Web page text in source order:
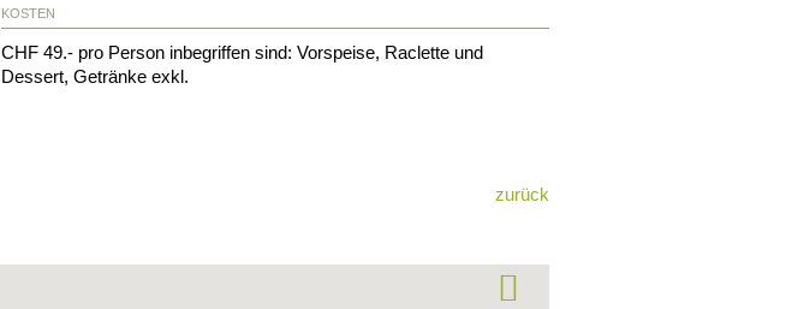
KOSTEN
CHF 49.- pro Person inbegriffen sind: Vorspeise, Raclette und
Dessert, Getränke exkl.
zurück